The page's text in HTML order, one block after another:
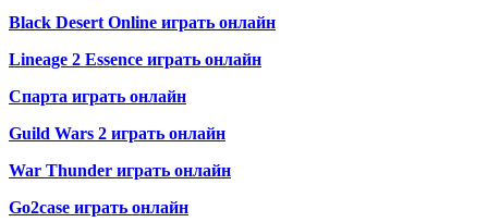
Black Desert Online играть онлайн
Lineage 2 Essence играть онлайн
Спарта играть онлайн
Guild Wars 2 играть онлайн
War Thunder играть онлайн
Go2case играть онлайн